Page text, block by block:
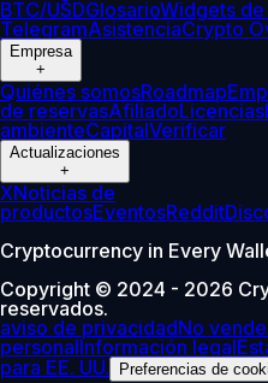
BTC/USDGlosarioWidgets
TelegramAsistenciaCrypto
Empresa
+
Quiénes somosRoadmap
de reservasAfiliadoLicencias
ambienteCapitalVerificar
Actualizaciones
+
XNoticias de
productosEventosReddit
Cryptocurrency in Every
Copyright © 2024 - 2026
reservados.
aviso de privacidadNo
personalInformación legal
para EE. UU.
Preferencias de